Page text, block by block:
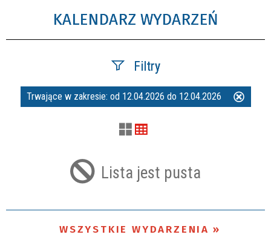
KALENDARZ WYDARZEŃ
Filtry
Szukana fraza
Trwające w zakresie: od 12.04.2026 do 12.04.2026
Lista jest pusta
WSZYSTKIE WYDARZENIA